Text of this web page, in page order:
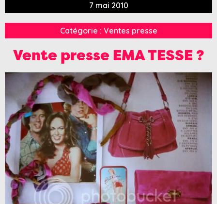
7 mai 2010
Catégorie : Ventes presse
Vente presse EMA TESSE ?